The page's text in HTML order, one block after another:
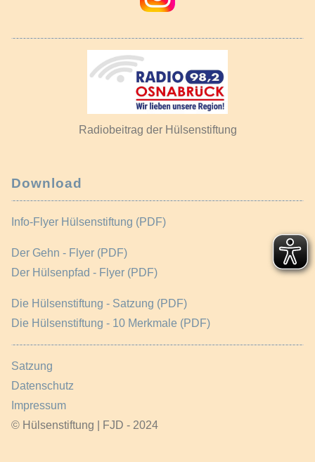
Radiobeitrag der Hülsenstiftung
Download
Info-Flyer Hülsenstiftung (PDF)
Der Gehn - Flyer (PDF)
Der Hülsenpfad - Flyer (PDF)
Die Hülsenstiftung - Satzung (PDF)
Die Hülsenstiftung - 10 Merkmale (PDF)
Satzung
Datenschutz
Impressum
© Hülsenstiftung | FJD - 2024